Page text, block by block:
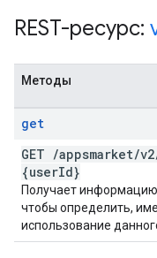
REST-ресурс:
Методы
get
GET /appsmarket/v2
{userId}
Получает информацию
чтобы определить,
использование